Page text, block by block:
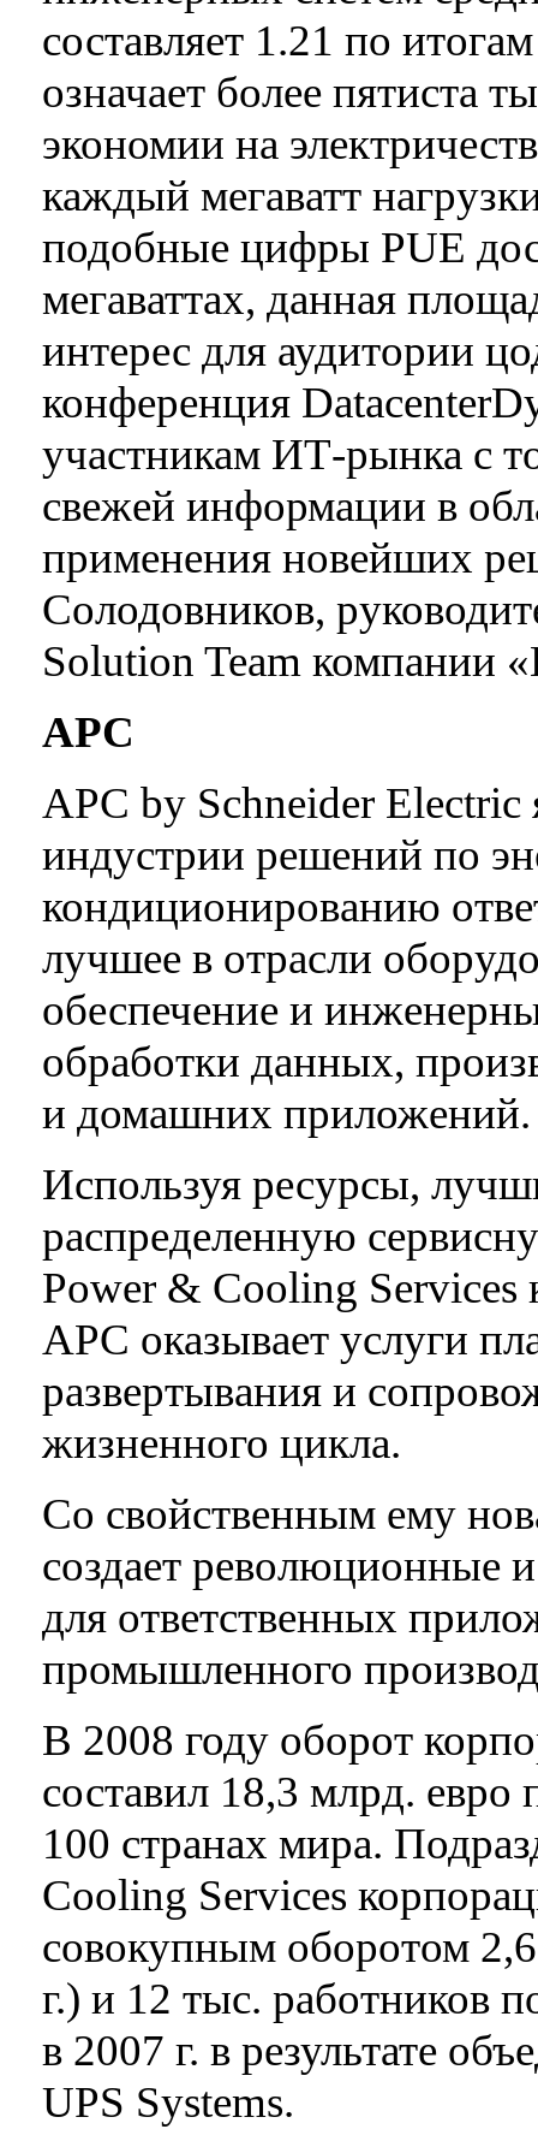
составляет 1.21 по
означает более пятиста
экономии на
каждый мегаватт
подобные цифры PUE
мегаваттах, данная
интерес для аудитории
конференция
участникам ИТ-рынка с
свежей информации в
применения новейших
Солодовников,
Solution Team компании
APC
APC by Schneider Electric
индустрии решений по
кондиционированию
лучшее в отрасли
обеспечение и
обработки данных,
и домашних приложений.
Используя ресурсы,
распределенную
Power & Cooling Services
APC оказывает услуги
развертывания и
жизненного цикла.
Со свойственным ему
создает революционные
для ответственных
промышленного
В 2008 году оборот
составил 18,3 млрд. евро
100 странах мира.
Cooling Services
совокупным оборотом
г.) и 12 тыс. работников
в 2007 г. в результате
UPS Systems.